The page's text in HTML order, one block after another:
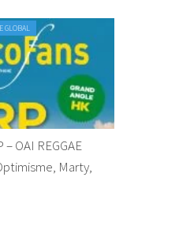
GLOBAL
– OAI REGGAE
Marty,